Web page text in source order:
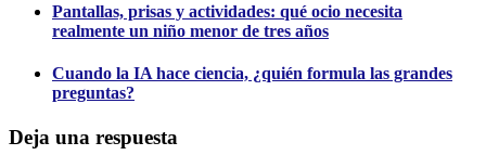
Pantallas, prisas y actividades: qué ocio necesita
realmente un niño menor de tres años
Cuando la IA hace ciencia, ¿quién formula las grandes
preguntas?
Deja una respuesta